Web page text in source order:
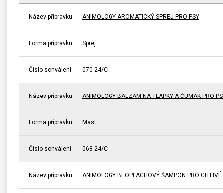
Název přípravku ANIMOLOGY AROMATICKÝ SPREJ PRO PSY
Forma přípravku Sprej
Číslo schválení 070-24/C
Název přípravku ANIMOLOGY BALZÁM NA TLAPKY A ČUMÁK PRO
Forma přípravku Mast
Číslo schválení 068-24/C
Název přípravku ANIMOLOGY BEOPLACHOVÝ ŠAMPON PRO CITLIVÉ